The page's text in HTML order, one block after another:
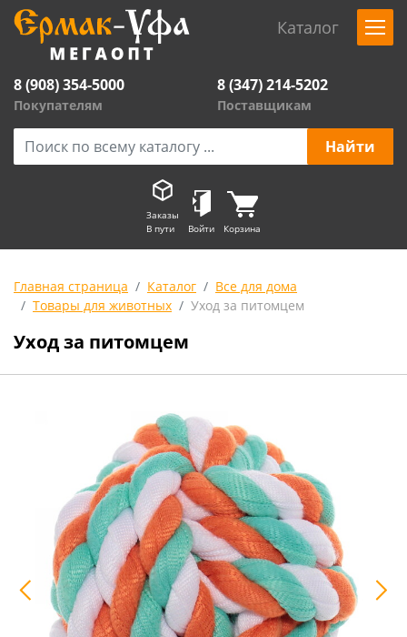
Каталог
8 (908) 354-5000
Покупателям
8 (347) 214-5202
Поставщикам
Заказы
В пути
Войти Корзина
Главная страница Каталог
Все для дома
Товары для животных
Уход за питомцем
Уход за питомцем